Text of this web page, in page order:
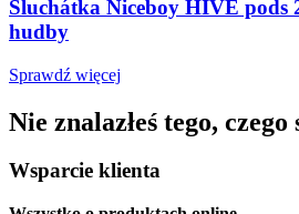
Sluchátka Niceboy HIVE pods
hudby
Sprawdź więcej
Nie znalazłeś tego, czego
Wsparcie klienta